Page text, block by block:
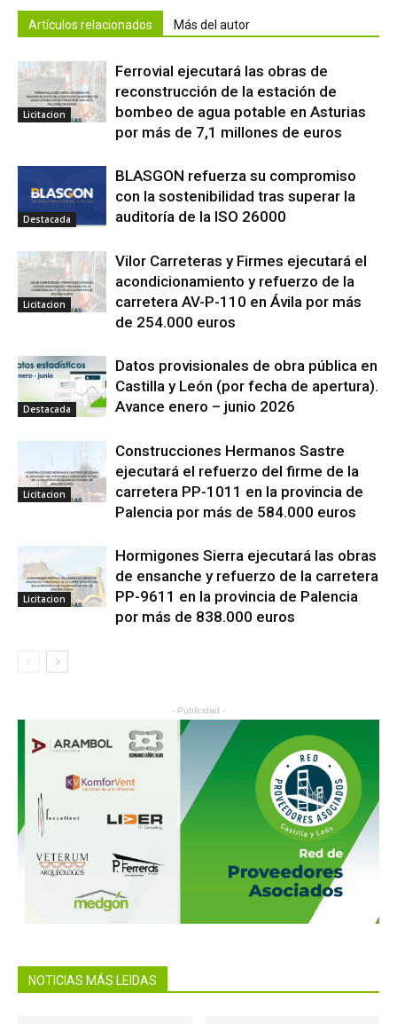
Artículos relacionados Más del autor
Licitacion
Ferrovial ejecutará las obras de
reconstrucción de la estación de
bombeo de agua potable en Asturias
por más de 7,1 millones de euros
Destacada
BLASGON refuerza su compromiso
con la sostenibilidad tras superar la
auditoría de la ISO 26000
Licitacion
Vilor Carreteras y Firmes ejecutará el
acondicionamiento y refuerzo de la
carretera AV-P-110 en Ávila por más
de 254.000 euros
Destacada
Datos provisionales de obra pública en
Castilla y León (por fecha de apertura).
Avance enero – junio 2026
Licitacion
Construcciones Hermanos Sastre
ejecutará el refuerzo del firme de la
carretera PP-1011 en la provincia de
Palencia por más de 584.000 euros
Licitacion
Hormigones Sierra ejecutará las obras
de ensanche y refuerzo de la carretera
PP-9611 en la provincia de Palencia
por más de 838.000 euros
- Publicidad -
NOTICIAS MÁS LEIDAS